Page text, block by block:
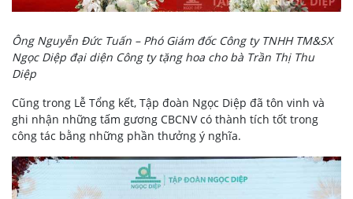
Ông Nguyễn Đức Tuấn – Phó Giám đốc Công ty TNHH TM&SX
Ngọc Diệp đại diện Công ty tặng hoa cho bà Trần Thị Thu
Diệp
Cũng trong Lễ Tổng kết, Tập đoàn Ngọc Diệp đã tôn vinh và
ghi nhận những tấm gương CBCNV có thành tích tốt trong
công tác bằng những phần thưởng ý nghĩa.